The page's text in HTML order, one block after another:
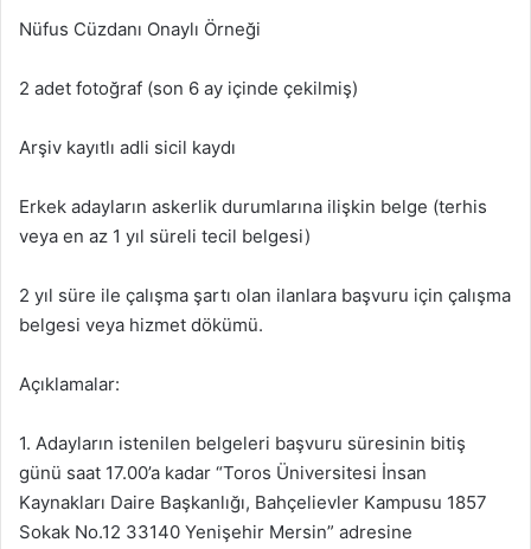
Nüfus Cüzdanı Onaylı Örneği
2 adet fotoğraf (son 6 ay içinde çekilmiş)
Arşiv kayıtlı adli sicil kaydı
Erkek adayların askerlik durumlarına ilişkin belge (terhis
veya en az 1 yıl süreli tecil belgesi)
2 yıl süre ile çalışma şartı olan ilanlara başvuru için çalışma
belgesi veya hizmet dökümü.
Açıklamalar:
1. Adayların istenilen belgeleri başvuru süresinin bitiş
günü saat 17.00’a kadar “Toros Üniversitesi İnsan
Kaynakları Daire Başkanlığı, Bahçelievler Kampusu 1857
Sokak No.12 33140 Yenişehir Mersin” adresine